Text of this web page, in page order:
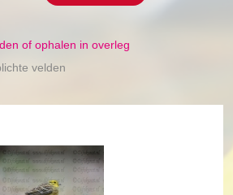
of ophalen in overleg
velden